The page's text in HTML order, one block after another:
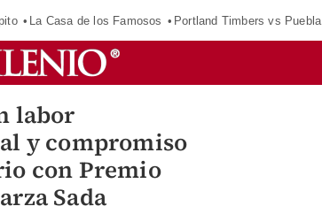
La Casa de los Famosos Portland Timbers vs Puebla
labor
y compromiso
con Premio
Sada